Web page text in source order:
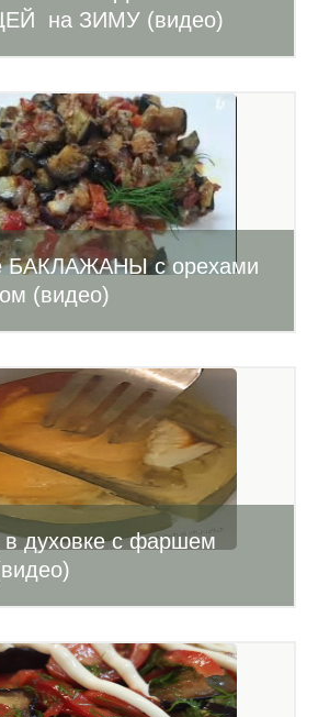
на ЗИМУ (видео)
БАКЛАЖАНЫ с орехами
(видео)
в духовке с фаршем